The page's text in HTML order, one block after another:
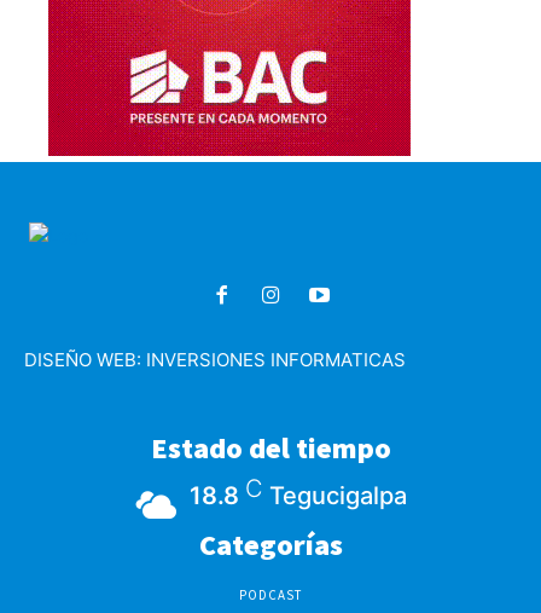
DISEÑO WEB: INVERSIONES INFORMATICAS
Estado del tiempo
18.8 C Tegucigalpa
Categorías
PODCAST